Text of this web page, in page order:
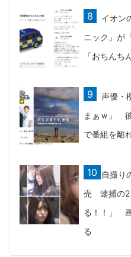
イオン
ニック」が
「おちんち
声優・
まぁｗ」
で番組を離
自撮り
売 逮捕の
る！！」
る